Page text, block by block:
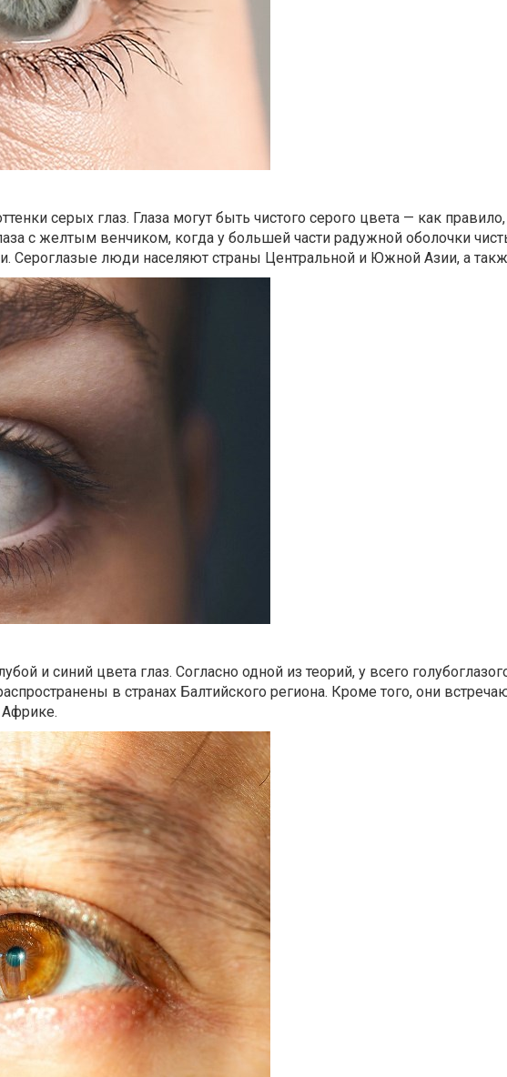
серых глаз. Глаза могут быть чистого серого цвета — как
с желтым венчиком, когда у большей части радужной оболочки
Сероглазые люди населяют страны Центральной и Южной Азии, а
и синий цвета глаз. Согласно одной из теорий, у всего
в странах Балтийского региона. Кроме того, они